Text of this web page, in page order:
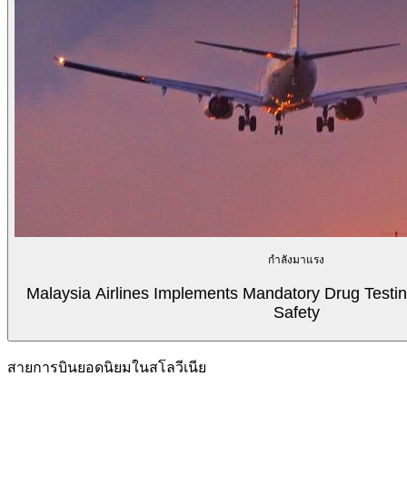
กำลังมาแรง
Malaysia Airlines Implements Mandatory Drug
Safety
สายการบินยอดนิยมในสโลวีเนีย